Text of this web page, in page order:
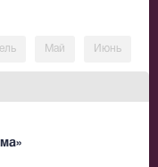
Вот голоса,
кружево
речки,
не давая
всех.
Май Июнь